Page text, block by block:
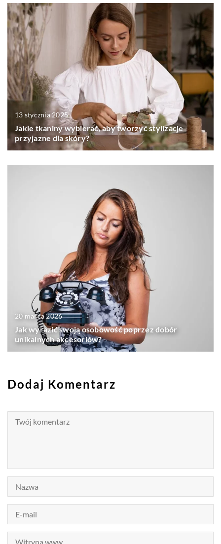
13 stycznia 2025
Jakie tkaniny wybierać, aby tworzyć stylizacje
przyjazne dla skóry?
20 marca 2026
Jak wyrazić swoją osobowość poprzez dobór
unikalnych akcesoriów?
Dodaj Komentarz